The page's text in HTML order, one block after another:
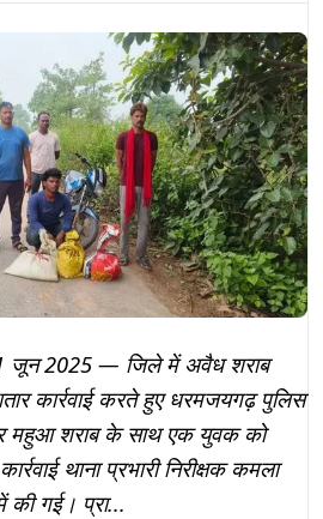
जून 2025 — जिले में अवैध शराब
कार्रवाई करते हुए धरमजयगढ़ पुलिस
महुआ शराब के साथ एक युवक को
थाना प्रभारी निरीक्षक कमला
की गई। प्रा...